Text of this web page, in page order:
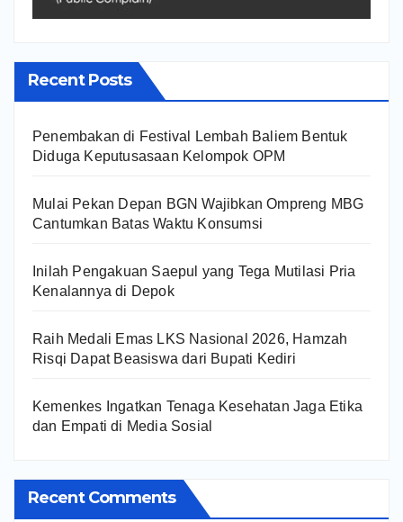
Recent Posts
Penembakan di Festival Lembah Baliem Bentuk
Diduga Keputusasaan Kelompok OPM
Mulai Pekan Depan BGN Wajibkan Ompreng MBG
Cantumkan Batas Waktu Konsumsi
Inilah Pengakuan Saepul yang Tega Mutilasi Pria
Kenalannya di Depok
Raih Medali Emas LKS Nasional 2026, Hamzah
Risqi Dapat Beasiswa dari Bupati Kediri
Kemenkes Ingatkan Tenaga Kesehatan Jaga Etika
dan Empati di Media Sosial
Recent Comments